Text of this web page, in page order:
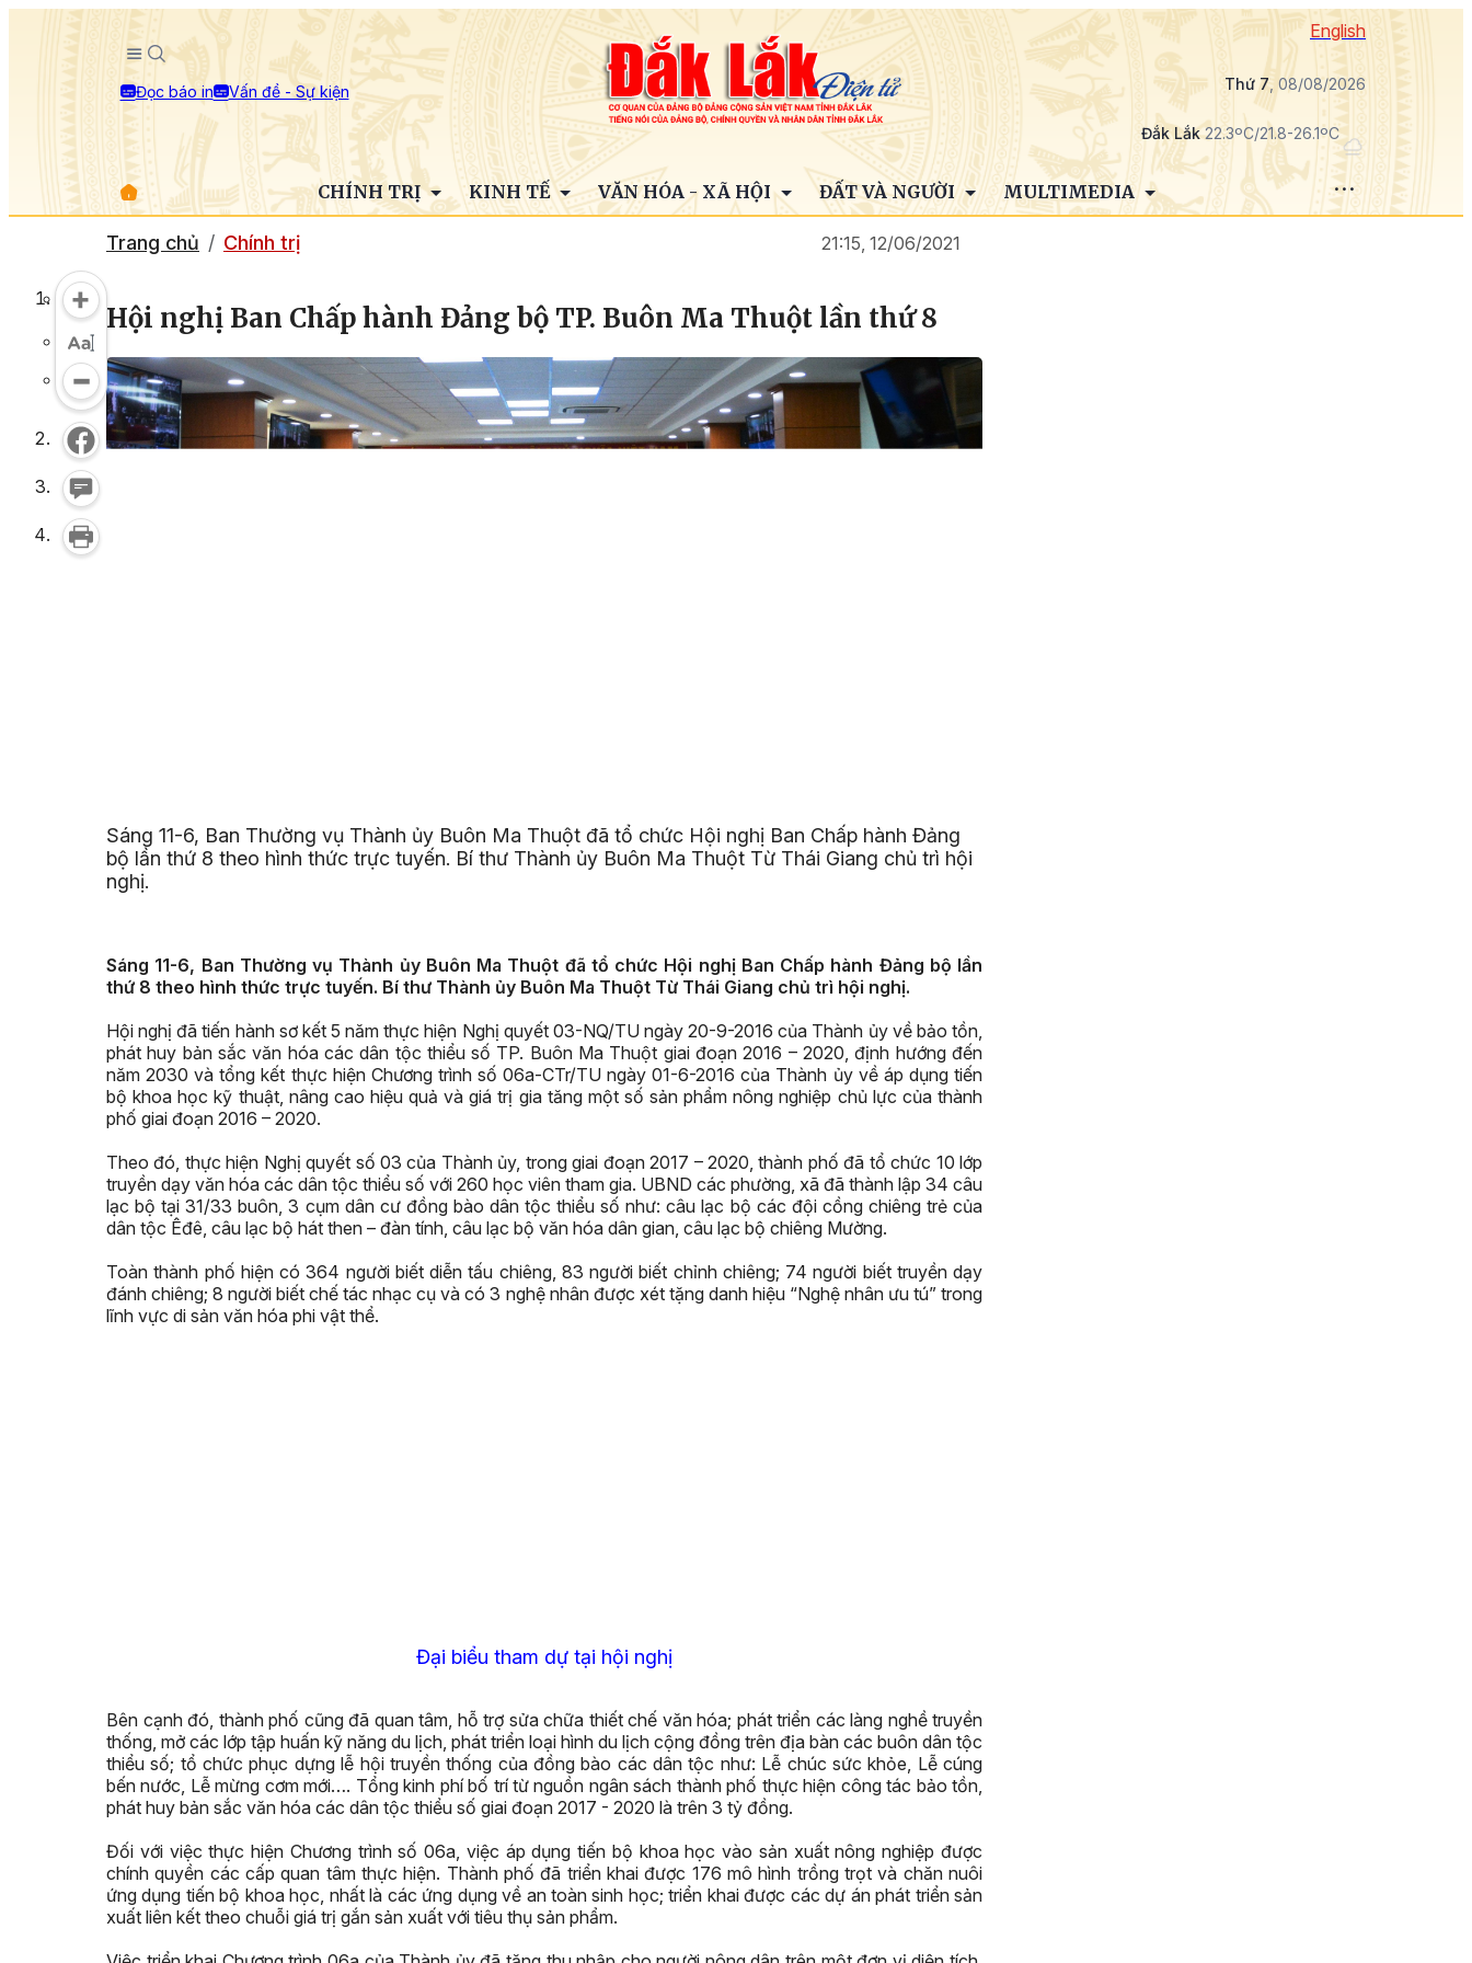
Đọc báo in Vấn đề - Sự kiện
English
Thứ 7, 08/08/2026
Đắk Lắk22.3ºC/21.8-26.1ºC
CHÍNH TRỊ KINH TẾ VĂN HÓA - XÃ HỘI ĐẤT VÀ NGƯỜI MULTIMEDIA
Trang chủ Chính trị 21:15, 12/06/2021
Hội nghị Ban Chấp hành Đảng bộ TP. Buôn Ma Thuột lần thứ 8
Sáng 11-6, Ban Thường vụ Thành ủy Buôn Ma Thuột đã tổ chức Hội nghị Ban Chấp hành Đảng
bộ lần thứ 8 theo hình thức trực tuyến. Bí thư Thành ủy Buôn Ma Thuột Từ Thái Giang chủ trì hội
nghị.
Sáng 11-6, Ban Thường vụ Thành ủy Buôn Ma Thuột đã tổ chức Hội nghị Ban Chấp hành Đảng bộ lần
thứ 8 theo hình thức trực tuyến. Bí thư Thành ủy Buôn Ma Thuột Từ Thái Giang chủ trì hội nghị.
Hội nghị đã tiến hành sơ kết 5 năm thực hiện Nghị quyết 03-NQ/TU ngày 20-9-2016 của Thành ủy về bảo tồn,
phát huy bản sắc văn hóa các dân tộc thiểu số TP. Buôn Ma Thuột giai đoạn 2016 – 2020, định hướng đến
năm 2030 và tổng kết thực hiện Chương trình số 06a-CTr/TU ngày 01-6-2016 của Thành ủy về áp dụng tiến
bộ khoa học kỹ thuật, nâng cao hiệu quả và giá trị gia tăng một số sản phẩm nông nghiệp chủ lực của thành
phố giai đoạn 2016 – 2020.
Theo đó, thực hiện Nghị quyết số 03 của Thành ủy, trong giai đoạn 2017 – 2020, thành phố đã tổ chức 10 lớp
truyền dạy văn hóa các dân tộc thiểu số với 260 học viên tham gia. UBND các phường, xã đã thành lập 34 câu
lạc bộ tại 31/33 buôn, 3 cụm dân cư đồng bào dân tộc thiểu số như: câu lạc bộ các đội cồng chiêng trẻ của
dân tộc Êđê, câu lạc bộ hát then – đàn tính, câu lạc bộ văn hóa dân gian, câu lạc bộ chiêng Mường.
Toàn thành phố hiện có 364 người biết diễn tấu chiêng, 83 người biết chỉnh chiêng; 74 người biết truyền dạy
đánh chiêng; 8 người biết chế tác nhạc cụ và có 3 nghệ nhân được xét tặng danh hiệu “Nghệ nhân ưu tú” trong
lĩnh vực di sản văn hóa phi vật thể.
Đại biểu tham dự tại hội nghị
Bên cạnh đó, thành phố cũng đã quan tâm, hỗ trợ sửa chữa thiết chế văn hóa; phát triển các làng nghề truyền
thống, mở các lớp tập huấn kỹ năng du lịch, phát triển loại hình du lịch cộng đồng trên địa bàn các buôn dân tộc
thiểu số; tổ chức phục dựng lễ hội truyền thống của đồng bào các dân tộc như: Lễ chúc sức khỏe, Lễ cúng
bến nước, Lễ mừng cơm mới…. Tổng kinh phí bố trí từ nguồn ngân sách thành phố thực hiện công tác bảo tồn,
phát huy bản sắc văn hóa các dân tộc thiểu số giai đoạn 2017 - 2020 là trên 3 tỷ đồng.
Đối với việc thực hiện Chương trình số 06a, việc áp dụng tiến bộ khoa học vào sản xuất nông nghiệp được
chính quyền các cấp quan tâm thực hiện. Thành phố đã triển khai được 176 mô hình trồng trọt và chăn nuôi
ứng dụng tiến bộ khoa học, nhất là các ứng dụng về an toàn sinh học; triển khai được các dự án phát triển sản
xuất liên kết theo chuỗi giá trị gắn sản xuất với tiêu thụ sản phẩm.